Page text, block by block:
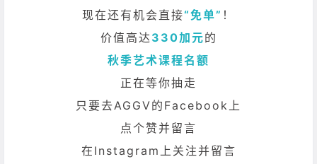
现在还有机会直接“免单” ！
价值高达 330加元的
秋季艺术课程名额
正在等你抽走
只要去AGGV的Facebook上
点个赞并留言
在Instagram上关注并留言